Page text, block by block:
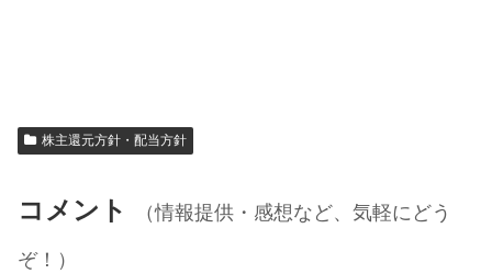
株主還元方針・配当方針
コメント
（情報提供・感想など、気軽にどう
ぞ！）